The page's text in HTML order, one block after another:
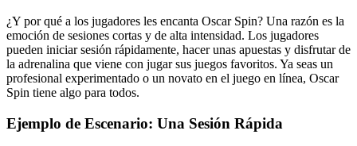
¿Y por qué a los jugadores les encanta Oscar Spin? Una razón es la
emoción de sesiones cortas y de alta intensidad. Los jugadores
pueden iniciar sesión rápidamente, hacer unas apuestas y disfrutar de
la adrenalina que viene con jugar sus juegos favoritos. Ya seas un
profesional experimentado o un novato en el juego en línea, Oscar
Spin tiene algo para todos.
Ejemplo de Escenario: Una Sesión Rápida